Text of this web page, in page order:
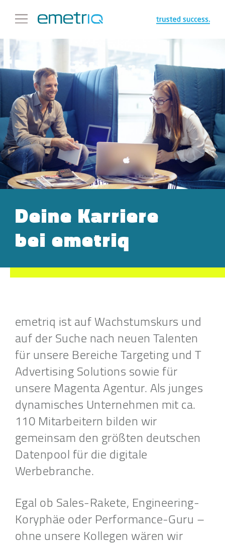
Deine Karriere
bei emetriq
emetriq ist auf Wachstumskurs und
auf der Suche nach neuen Talenten
für unsere Bereiche Targeting und T
Advertising Solutions sowie für
unsere Magenta Agentur. Als junges
dynamisches Unternehmen mit ca.
110 Mitarbeitern bilden wir
gemeinsam den größten deutschen
Datenpool für die digitale
Werbebranche.
Egal ob Sales-Rakete, Engineering-
Koryphäe oder Performance-Guru –
ohne unsere Kollegen wären wir